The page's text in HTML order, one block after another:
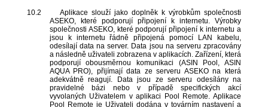
10.2
Aplikace slouží jako doplněk k výrobkům společnosti
ASEKO, které podporují připojení k internetu. Výrobky
společnosti ASEKO, které podporují připojení k internetu a
jsou k internetu řádně připojená pomocí LAN kabelu,
odesílají data na server. Data jsou na serveru zpracovány
a následně uživateli zobrazena v aplikacích. Zařízení, která
podporují obousměrnou komunikaci (ASIN Pool, ASIN
AQUA PRO), přijímají data ze serveru ASEKO na která
adekvátně reagují. Data jsou ze serveru odesílány na
pravidelné bázi nebo v případě specifických akcí
vyvolaných Uživatelem v aplikaci Pool Remote. Aplikace
Pool Remote je Uživateli dodána v továrním nastavení a